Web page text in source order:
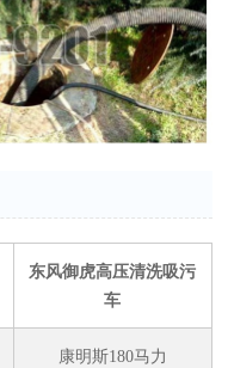
东风御虎高压清洗吸污
车
康明斯180马力